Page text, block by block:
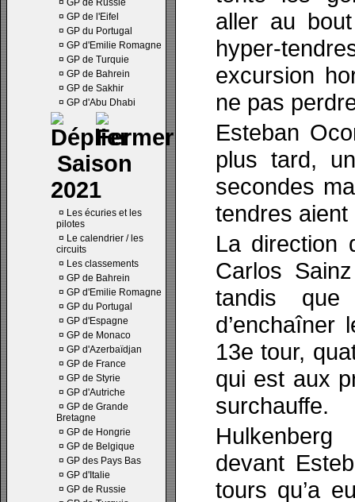
¤ GP de Russie
¤ GP de l'Eifel
¤ GP du Portugal
¤ GP d'Emilie Romagne
¤ GP de Turquie
¤ GP de Bahrein
¤ GP de Sakhir
¤ GP d'Abu Dhabi
Saison
2021
¤ Les écuries et les
pilotes
¤ Le calendrier / les
circuits
¤ Les classements
¤ GP de Bahrein
¤ GP d'Emilie Romagne
¤ GP du Portugal
¤ GP d'Espagne
¤ GP de Monaco
¤ GP d'Azerbaïdjan
¤ GP de France
¤ GP de Styrie
¤ GP d'Autriche
¤ GP de Grande
Bretagne
¤ GP de Hongrie
¤ GP de Belgique
¤ GP des Pays Bas
¤ GP d'Italie
¤ GP de Russie
aller au
hyper-
excursion
ne pas
Esteban
plus tard,
secondes
tendres
La direction
Carlos
tandis que
13e tour,
qui est aux
surchauffe.
devant
tours qu’a